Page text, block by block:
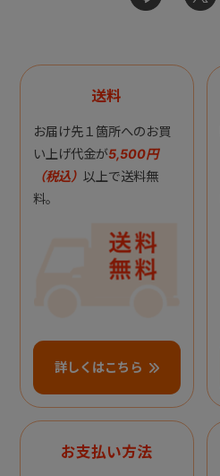
送料
お届け先１箇所へのお買
い上げ代金が5,500円
（税込） 以上で送料無
料。
詳しくはこちら
お支払い方法